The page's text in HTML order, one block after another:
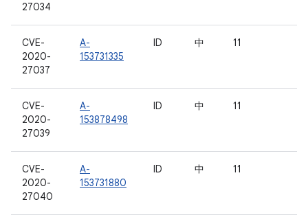
27034
CVE-
2020-
27037
A-
153731335
ID 中 11
CVE-
2020-
27039
A-
153878498
ID 中 11
CVE-
2020-
27040
A-
153731880
ID 中 11